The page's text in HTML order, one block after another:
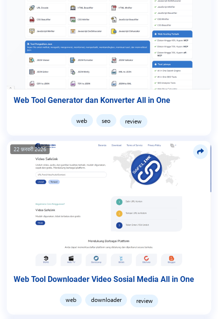
Web Tool Generator dan Konverter All in One
web seo review
22 फ़रवरी 2026
Web Tool Downloader Video Sosial Media All in One
web downloader review